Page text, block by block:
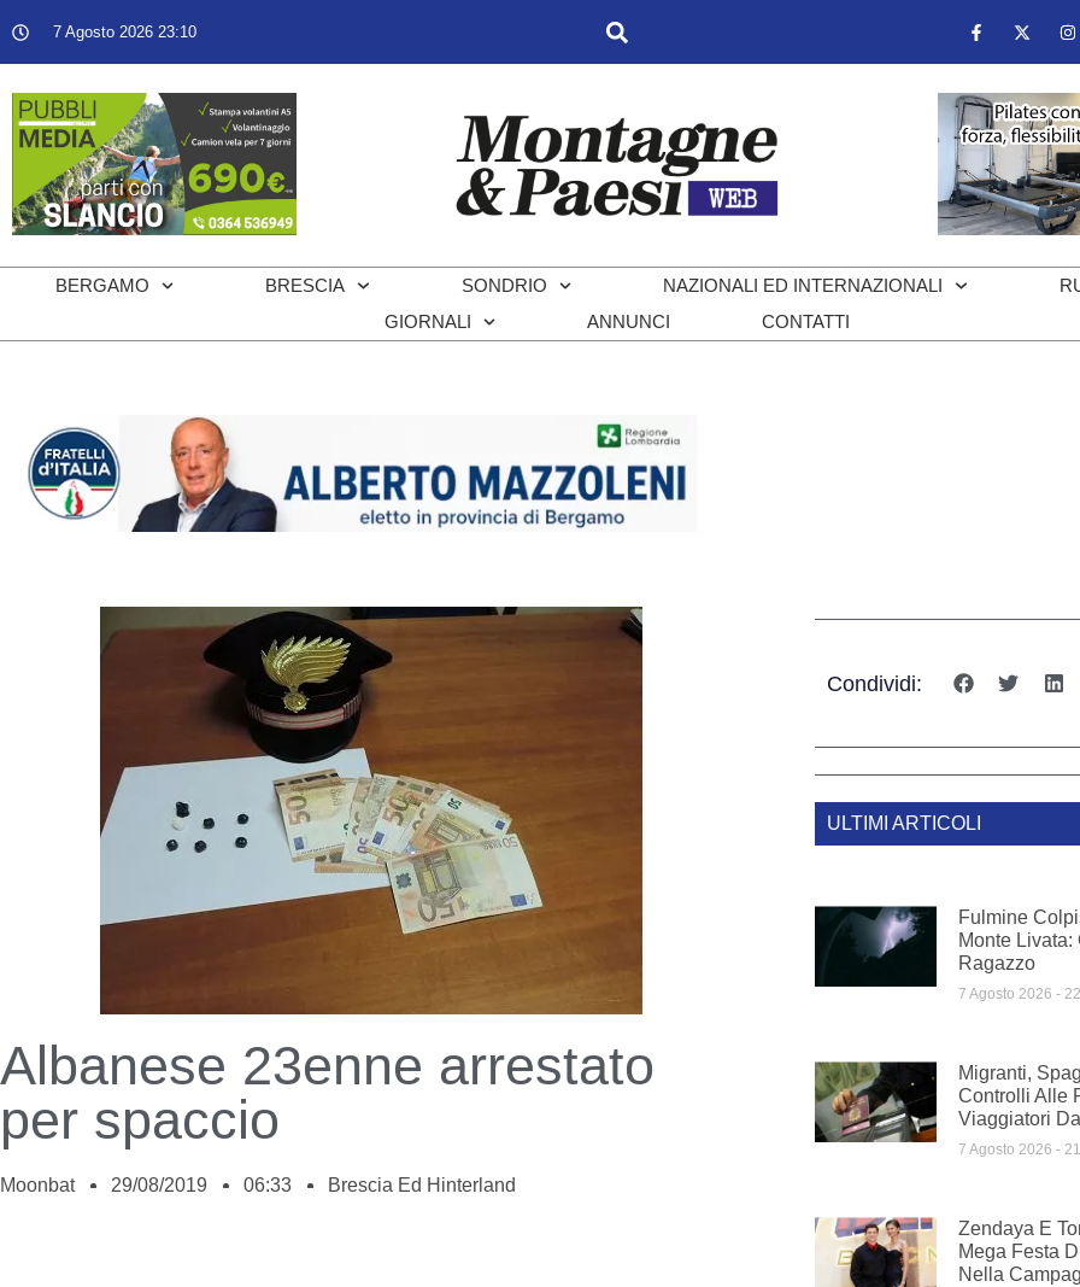
7 Agosto 2026 23:10
BERGAMO BRESCIA SONDRIO NAZIONALI ED INTERNAZIONALI
GIORNALI
ANNUNCI CONTATTI
Albanese 23enne arrestato
per spaccio
Moonbat 29/08/2019 06:33 Brescia Ed Hinterland
Condividi:
ULTIMI ARTICOLI
Fulmine
Monte Livata:
Ragazzo
7 Agosto 2026
Migranti,
Controlli Alle
Viaggiatori
7 Agosto 2026
Zendaya E
Mega Festa
Nella